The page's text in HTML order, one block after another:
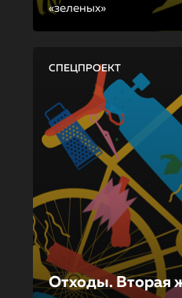
«зеленых»
СПЕЦПРОЕКТ
Отходы. Вторая